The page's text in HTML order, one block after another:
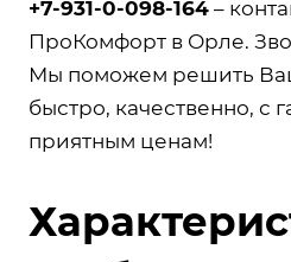
+7-931-0-098-164 –
ПроКомфорт в Орле.
Мы поможем решить
быстро, качественно, с
приятным ценам!